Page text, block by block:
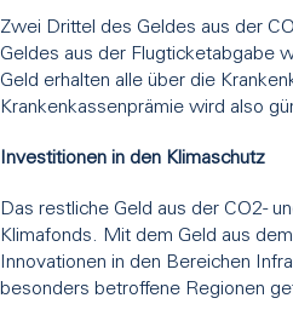
Zwei Drittel des Geldes aus der
Geldes aus der Flugticketabgabe
Geld erhalten alle über die
Krankenkassenprämie wird also
Investitionen in den Klimaschutz
Das restliche Geld aus der CO2-
Klimafonds. Mit dem Geld aus
Innovationen in den Bereichen
besonders betroffene Regionen